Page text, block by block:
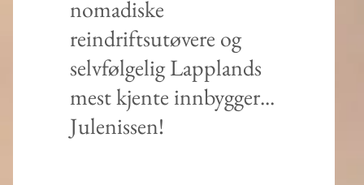
nomadiske
reindriftsutøvere og
selvfølgelig Lapplands
mest kjente innbygger...
Julenissen!